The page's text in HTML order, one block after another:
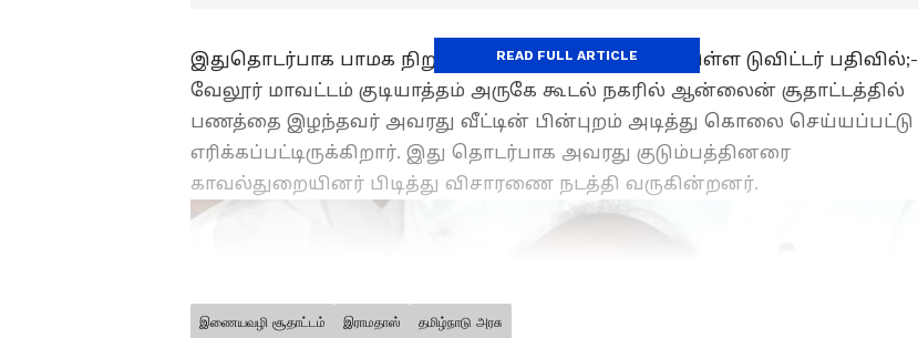
இதுதொடர்பாக பாமக நிறுவனர் ராமதாஸ் வெளியிட்டுள்ள டுவிட்டர் பதிவில்;-
வேலூர் மாவட்டம் குடியாத்தம் அருகே கூடல் நகரில் ஆன்லைன் சூதாட்டத்தில்
பணத்தை இழந்தவர் அவரது வீட்டின் பின்புறம் அடித்து கொலை செய்யப்பட்டு
எரிக்கப்பட்டிருக்கிறார். இது தொடர்பாக அவரது குடும்பத்தினரை
காவல்துறையினர் பிடித்து விசாரணை நடத்தி வருகின்றனர்.
READ FULL ARTICLE
ABOUT THE AUTHOR
இணையவழி சூதாட்டம் இராமதாஸ் தமிழ்நாடு அரசு